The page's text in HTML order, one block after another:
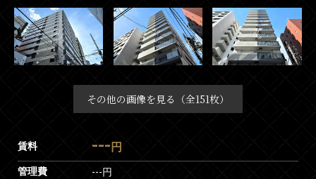
その他の画像を見る（全151枚）
賃料 --- 円
管理費 ---円